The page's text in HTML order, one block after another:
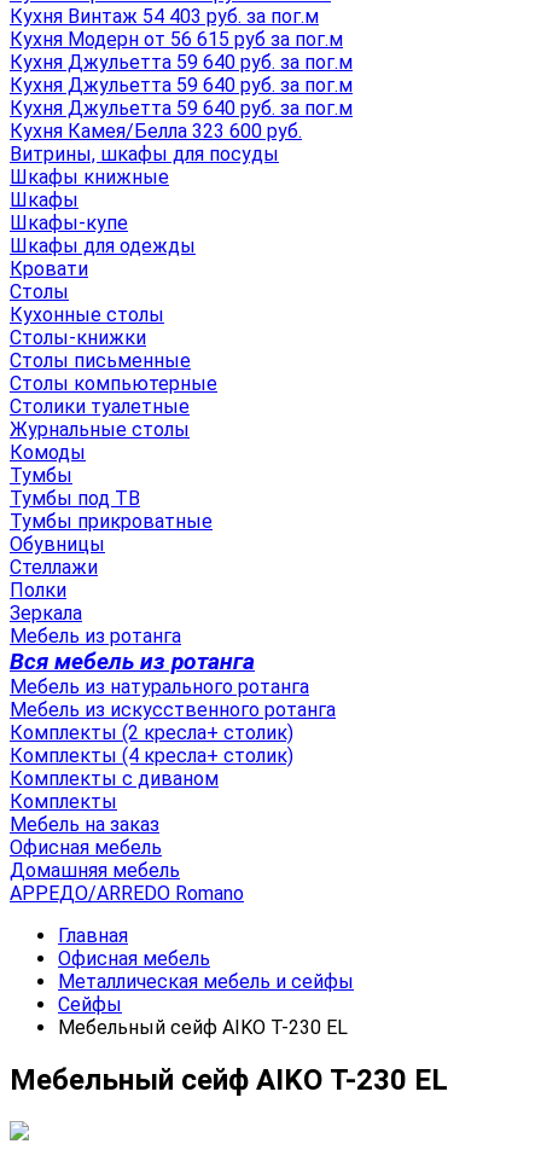
Кухня Винтаж 54 403 руб. за пог.м
Кухня Модерн от 56 615 руб за пог.м
Кухня Джульетта 59 640 руб. за пог.м
Кухня Джульетта 59 640 руб. за пог.м
Кухня Джульетта 59 640 руб. за пог.м
Кухня Камея/Белла 323 600 руб.
Витрины, шкафы для посуды
Шкафы книжные
Шкафы
Шкафы-купе
Шкафы для одежды
Кровати
Столы
Кухонные столы
Столы-книжки
Столы письменные
Столы компьютерные
Столики туалетные
Журнальные столы
Комоды
Тумбы
Тумбы под ТВ
Тумбы прикроватные
Обувницы
Стеллажи
Полки
Зеркала
Мебель из ротанга
Вся мебель из ротанга
Мебель из натурального ротанга
Мебель из искусственного ротанга
Комплекты (2 кресла+ столик)
Комплекты (4 кресла+ столик)
Комплекты с диваном
Комплекты
Мебель на заказ
Офисная мебель
Домашняя мебель
АРРЕДО/ARREDO Romano
Главная
Офисная мебель
Металлическая мебель и сейфы
Сейфы
Мебельный сейф AIKO Т-230 EL
Мебельный сейф AIKO Т-230 EL